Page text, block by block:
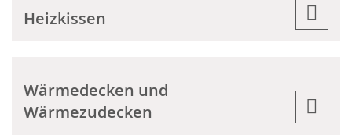
Heizkissen
Wärmedecken und
Wärmezudecken